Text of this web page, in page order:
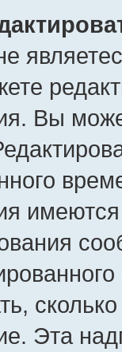
Вы
имеются
Эта